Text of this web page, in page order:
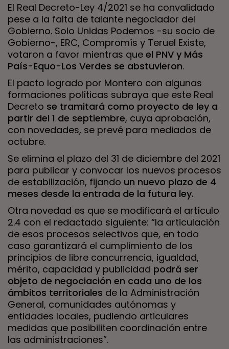
El Real Decreto-Ley 4/2021 se ha convalidado
pese a la falta de talante negociador del
Gobierno. Solo Unidas Podemos -su socio de
Gobierno-, ERC, Compromís y Teruel Existe,
votaron a favor mientras que el PNV y Más
País-Equo-Los Verdes se abstuvieron.
El pacto logrado por Montero con algunas
formaciones políticas subraya que este Real
Decreto se tramitará como proyecto de ley a
partir del 1 de septiembre, cuya aprobación,
con novedades, se prevé para mediados de
octubre.
Se elimina el plazo del 31 de diciembre del 2021
para publicar y convocar los nuevos procesos
de estabilización, fijando un nuevo plazo de 4
meses desde la entrada de la futura ley.
Otra novedad es que se modificará el artículo
2.4 con el redactado siguiente: “la articulación
de esos procesos selectivos que, en todo
caso garantizará el cumplimiento de los
principios de libre concurrencia, igualdad,
mérito, capacidad y publicidad podrá ser
objeto de negociación en cada uno de los
ámbitos territoriales de la Administración
General, comunidades autónomas y
entidades locales, pudiendo articulares
medidas que posibiliten coordinación entre
las administraciones”.